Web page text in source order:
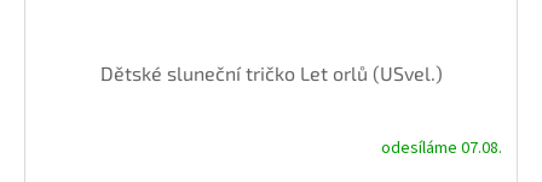
Dětské sluneční tričko Let orlů (USvel.)
odesíláme 07.08.